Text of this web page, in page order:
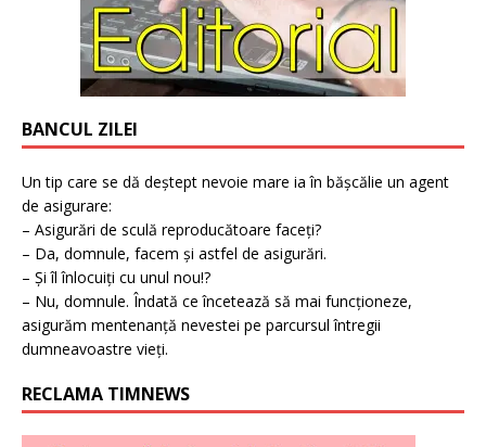
BANCUL ZILEI
Un tip care se dă deștept nevoie mare ia în bășcălie un agent
de asigurare:
– Asigurări de sculă reproducătoare faceți?
– Da, domnule, facem și astfel de asigurări.
– Și îl înlocuiți cu unul nou!?
– Nu, domnule. Îndată ce încetează să mai funcționeze,
asigurăm mentenanță nevestei pe parcursul întregii
dumneavoastre vieți.
RECLAMA TIMNEWS